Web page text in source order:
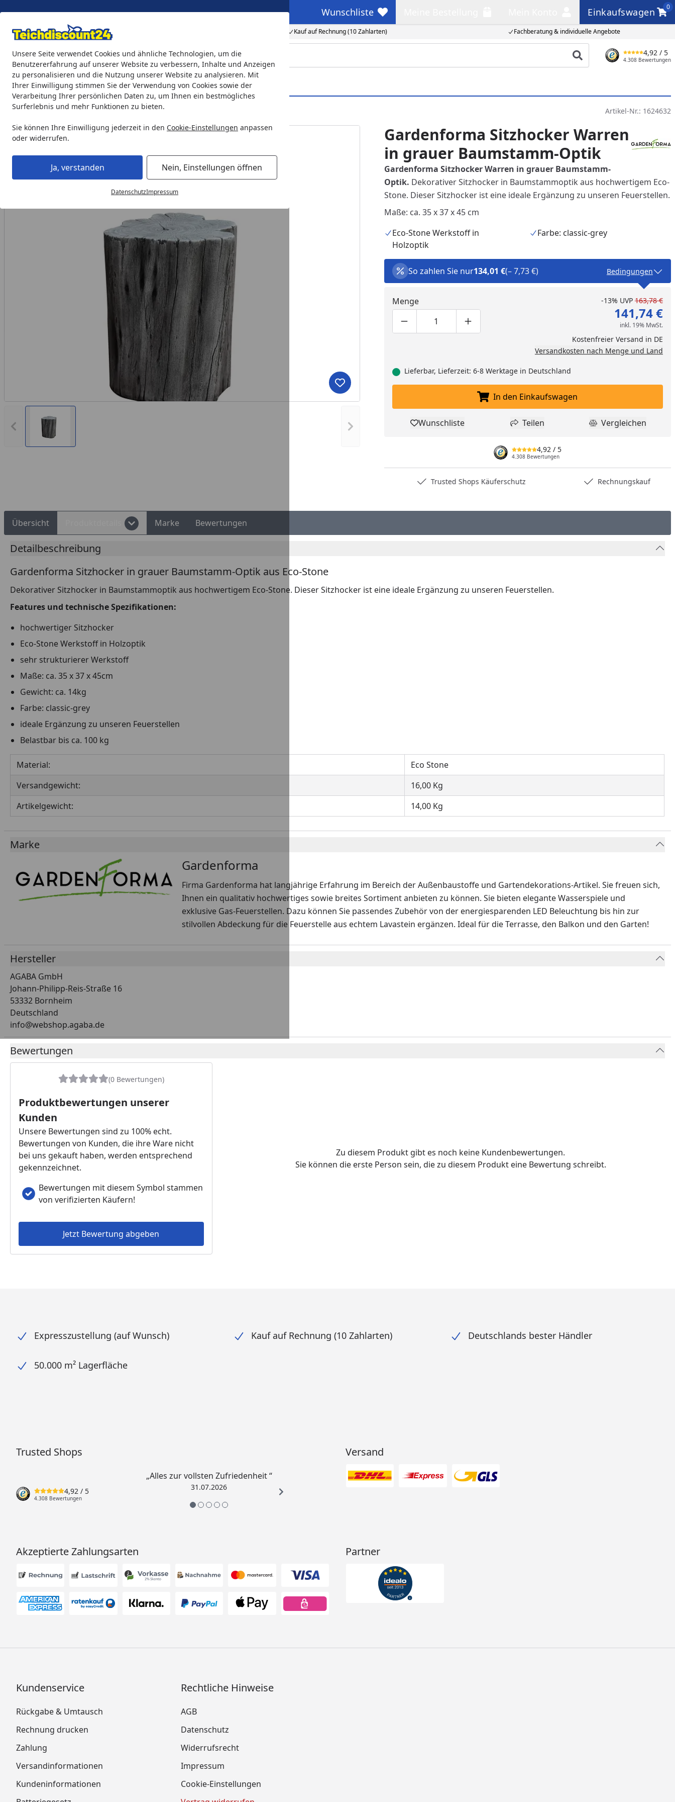
Unsere Seite verwendet Cookies und ähnliche Technologien, um die
Benutzererfahrung auf unserer Website zu verbessern, Inhalte und Anzeigen
zu personalisieren und die Nutzung unserer Website zu analysieren. Mit
Ihrer Einwilligung stimmen Sie der Verwendung von Cookies sowie der
Verarbeitung Ihrer persönlichen Daten zu, um Ihnen ein bestmögliches
Surferlebnis und mehr Funktionen zu bieten.
Sie können Ihre Einwilligung jederzeit in den Cookie-Einstellungen anpassen
oder widerrufen.
Ja, verstanden Nein, Einstellungen öffnen
DatenschutzImpressum
Eigene Montage-Teams Kauf auf Rechnung (10 Zahlarten) Fachberatung & individuelle Angebote
Wunschliste
Wunschliste Einkaufswagen
0
Einkaufswagen
Produkt suchen
4,92 / 5
4.308 Bewertungen
Teichprodukte Aquaristik Söll Teichpflege & Fischfutter
Gardenforma Sitzhocker Warren in grauer Baumstamm-Optik Artikel-Nr.: 1624632
Vorheriges Bild anzeigen Nächstes Bild anzeigen
Produkt zur Wunschliste hinzufügen
Gardenforma Sitzhocker Warren
in grauer Baumstamm-Optik
Gardenforma Sitzhocker Warren in grauer Baumstamm-
Optik. Dekorativer Sitzhocker in Baumstammoptik aus hochwertigem Eco-
Stone. Dieser Sitzhocker ist eine ideale Ergänzung zu unseren Feuerstellen.
Maße: ca. 35 x 37 x 45 cm
Eco-Stone Werkstoff in
Holzoptik
Farbe: classic-grey
So zahlen Sie nur134,01 €(– 7,73 €) Bedingungen
Menge
Produktmenge um eins verringern
Produktmenge manuell eingeben
Produktmenge um eins erhöhen
-13% UVP 163,78 €
141,74 €
inkl. 19% MwSt.
Kostenfreier Versand in DE
Versandkosten nach Menge und Land
Lieferbar, Lieferzeit: 6-8 Werktage in Deutschland
In den Einkaufswagen legen
In den Einkaufswagen
Produkt zur Wunschliste hinzufügen
Wunschliste Teilen
Teilen Produkt
Vergleichen
4,92 / 5
4.308 Bewertungen
Trusted Shops Käuferschutz Rechnungskauf
Übersicht Marke Bewertungen
Detailbeschreibung
Gardenforma Sitzhocker in grauer Baumstamm-Optik aus Eco-Stone
Dekorativer Sitzhocker in Baumstammoptik aus hochwertigem Eco-Stone. Dieser Sitzhocker ist eine ideale Ergänzung zu unseren Feuerstellen.
Features und technische Spezifikationen:
hochwertiger Sitzhocker
Eco-Stone Werkstoff in Holzoptik
sehr strukturierer Werkstoff
Maße: ca. 35 x 37 x 45cm
Gewicht: ca. 14kg
Farbe: classic-grey
ideale Ergänzung zu unseren Feuerstellen
Belastbar bis ca. 100 kg
Material:
Eco Stone
Versandgewicht:
16,00 Kg
Artikelgewicht:
14,00 Kg
Marke
Gardenforma
Firma Gardenforma hat langjährige Erfahrung im Bereich der Außenbaustoffe und Gartendekorations-Artikel. Sie freuen sich,
Ihnen ein qualitativ hochwertiges sowie breites Sortiment anbieten zu können. Sie bieten elegante Wasserspiele und
exklusive Gas-Feuerstellen. Dazu können Sie passendes Zubehör von der energiesparenden LED Beleuchtung bis hin zur
stilvollen Abdeckung für die Feuerstelle aus echtem Lavastein ergänzen. Ideal für die Terrasse, den Balkon und den Garten!
Hersteller
AGABA GmbH
Johann-Philipp-Reis-Straße 16
53332 Bornheim
Deutschland
info@webshop.agaba.de
Bewertungen
(0 Bewertungen)
Produktbewertungen unserer
Kunden
Unsere Bewertungen sind zu 100% echt.
Bewertungen von Kunden, die ihre Ware nicht
bei uns gekauft haben, werden entsprechend
gekennzeichnet.
Bewertungen mit diesem Symbol stammen
von verifizierten Käufern!
Jetzt Bewertung abgeben
Zu diesem Produkt gibt es noch keine Kundenbewertungen.
Sie können die erste Person sein, die zu diesem Produkt eine Bewertung schreibt.
Expresszustellung (auf Wunsch) Kauf auf Rechnung (10 Zahlarten) Deutschlands bester Händler
50.000 m² Lagerfläche
Trusted Shops
4,92 / 5
4.308 Bewertungen
„Alles zur vollsten Zufriedenheit “
31.07.2026
Versand
Akzeptierte Zahlungsarten Partner
Kundenservice
Rückgabe & Umtausch
Rechnung drucken
Zahlung
Versandinformationen
Kundeninformationen
Rechtliche Hinweise
AGB
Datenschutz
Widerrufsrecht
Impressum
Cookie-Einstellungen